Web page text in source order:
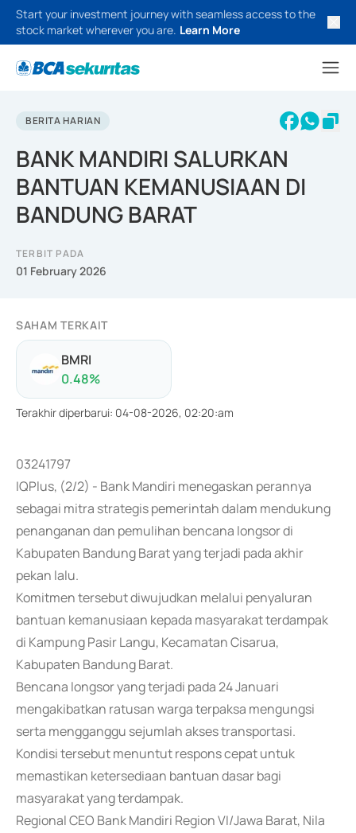
Start your investment journey with seamless access to the
stock market wherever you are. Learn More
BERITA HARIAN
BANK MANDIRI SALURKAN
BANTUAN KEMANUSIAAN DI
BANDUNG BARAT
TERBIT PADA
01 February 2026
SAHAM TERKAIT
BMRI
0.48%
Terakhir diperbarui: 04-08-2026, 02:20:am
03241797
IQPlus, (2/2) - Bank Mandiri menegaskan perannya
sebagai mitra strategis pemerintah dalam mendukung
penanganan dan pemulihan bencana longsor di
Kabupaten Bandung Barat yang terjadi pada akhir
pekan lalu.
Komitmen tersebut diwujudkan melalui penyaluran
bantuan kemanusiaan kepada masyarakat terdampak
di Kampung Pasir Langu, Kecamatan Cisarua,
Kabupaten Bandung Barat.
Bencana longsor yang terjadi pada 24 Januari
mengakibatkan ratusan warga terpaksa mengungsi
serta mengganggu sejumlah akses transportasi.
Kondisi tersebut menuntut respons cepat untuk
memastikan ketersediaan bantuan dasar bagi
masyarakat yang terdampak.
Regional CEO Bank Mandiri Region VI/Jawa Barat, Nila